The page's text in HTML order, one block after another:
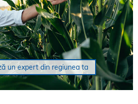
un expert din regiunea ta